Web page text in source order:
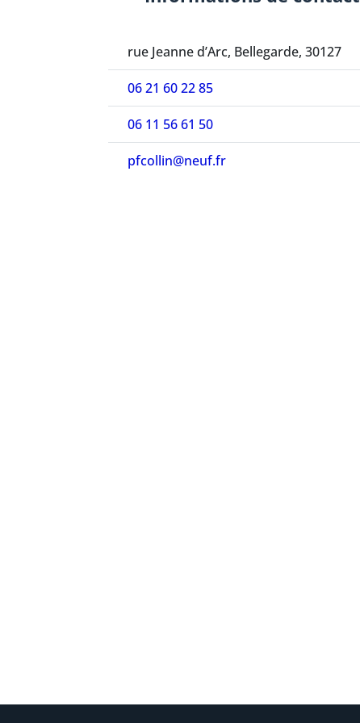
rue Jeanne d’Arc, Bellegarde, 30127
06 21 60 22 85
06 11 56 61 50
pfcollin@neuf.fr